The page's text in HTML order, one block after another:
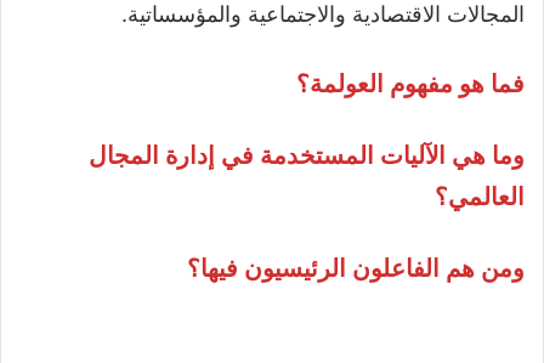
الآليات الاقتصادية
الآليات التقنية
الفاعل الاقتصادي
التمييز بين إيجابيات ومخاطر العولمة
المجالات الاقتصادية والاجتماعية والمؤسساتية.
فما هو مفهوم العولمة؟
وما هي الآليات المستخدمة في إدارة المجال
العالمي؟
ومن هم الفاعلون الرئيسيون فيها؟